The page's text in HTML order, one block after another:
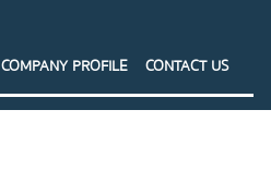
COMPANY PROFILE CONTACT US